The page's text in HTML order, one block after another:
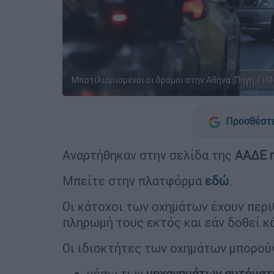
Μποτιλιαρισμένοι οι δρόμοι στην Αθήνα (Πηγή:
Αναρτήθηκαν στην σελίδα της ΑΑΔΕ
Μπείτε στην πλατφόρμα εδώ.
Οι κάτοχοι των οχημάτων έχουν
πληρωμή τους εκτός και εάν δοθεί
Οι ιδιοκτήτες των οχημάτων